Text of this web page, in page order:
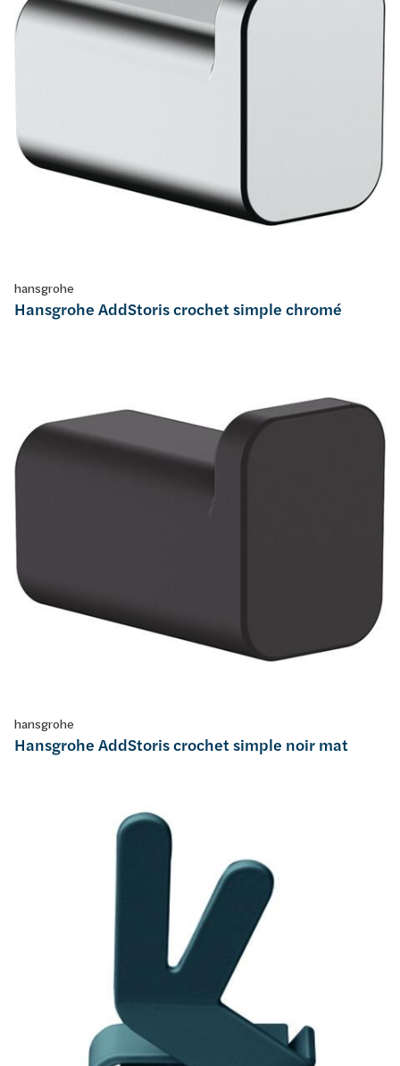
hansgrohe
Hansgrohe AddStoris crochet simple chromé
hansgrohe
Hansgrohe AddStoris crochet simple noir mat